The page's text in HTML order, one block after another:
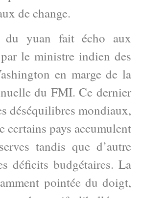
de change.
du yuan fait écho aux
le ministre indien des
en marge de la
du FMI. Ce dernier
déséquilibres mondiaux,
certains pays accumulent
tandis que d’autre
déficits budgétaires. La
pointée du doigt,